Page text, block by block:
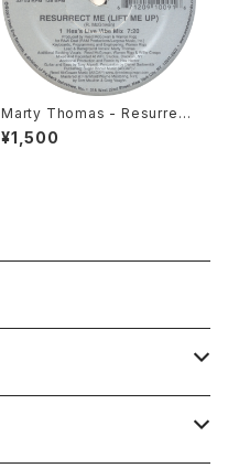
Marty Thomas - Resurrect
Me (Lift Me Up) [West End
/ 2001]
¥1,500